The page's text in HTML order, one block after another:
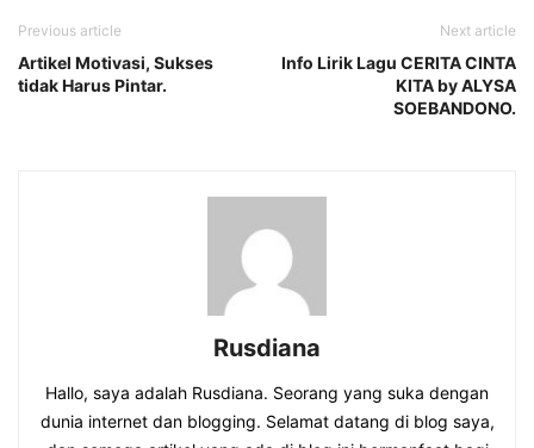
Previous article
Artikel Motivasi, Sukses
tidak Harus Pintar.
Next article
Info Lirik Lagu CERITA CINTA
KITA by ALYSA
SOEBANDONO.
Rusdiana
Hallo, saya adalah Rusdiana. Seorang yang suka dengan
dunia internet dan blogging. Selamat datang di blog saya,